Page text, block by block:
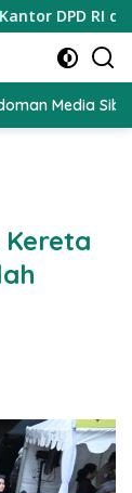
DPD RI di Ibu
Media